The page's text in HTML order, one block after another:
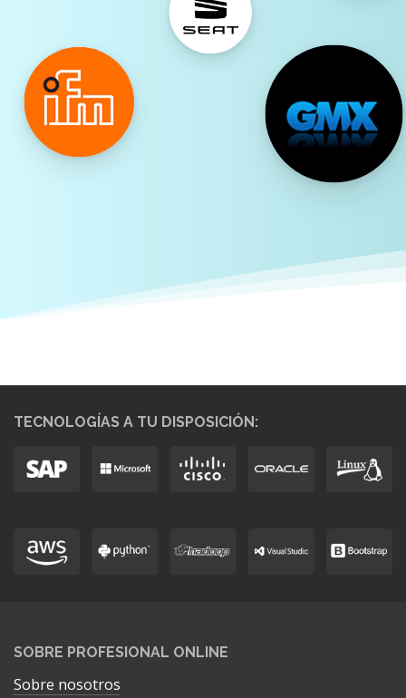
TECNOLOGÍAS A TU DISPOSICIÓN:
SOBRE PROFESIONAL ONLINE
Sobre nosotros